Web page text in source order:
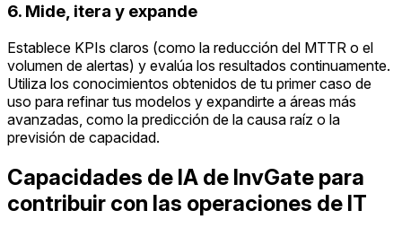
6. Mide, itera y expande
Establece KPIs claros (como la reducción del MTTR o el
volumen de alertas) y evalúa los resultados continuamente.
Utiliza los conocimientos obtenidos de tu primer caso de
uso para refinar tus modelos y expandirte a áreas más
avanzadas, como la predicción de la causa raíz o la
previsión de capacidad.
Capacidades de IA de InvGate para
contribuir con las operaciones de IT